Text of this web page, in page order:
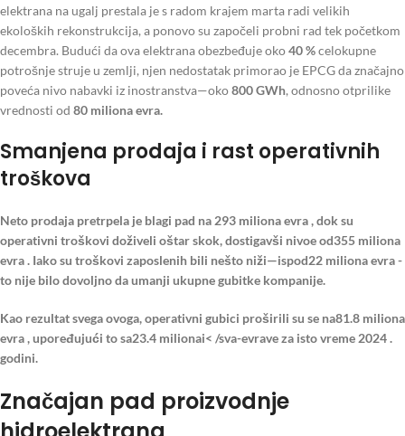
elektrana na ugalj prestala je s radom krajem marta radi velikih
ekoloških rekonstrukcija, a ponovo su započeli probni rad tek početkom
decembra. Budući da ova elektrana obezbeđuje oko40 %celokupne
potrošnje struje u zemlji, njen nedostatak primorao je EPCG da značajno
poveća nivo nabavki iz inostranstva—oko800 GWh, odnosno otprilike
vrednosti od 80 miliona evra.
Smanjena prodaja i rast operativnih
troškova
Neto prodaja pretrpela je blagi pad na 293 miliona evra, dok su
operativni troškovi doživeli oštar skok, dostigavši nivoe od355 miliona
evra. Iako su troškovi zaposlenih bili nešto niži—ispod22 miliona evra-
to nije bilo dovoljno da umanji ukupne gubitke kompanije.
Kao rezultat svega ovoga, operativni gubici proširili su se na81.8 miliona
evra , upoređujući to sa23.4 milionai< /sva-evrave za isto vreme 2024 .
godini.
Značajan pad proizvodnje